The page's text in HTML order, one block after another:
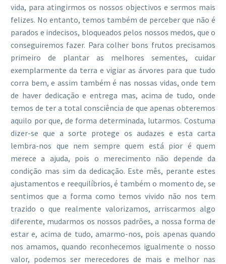
vida, para atingirmos os nossos objectivos e sermos mais
felizes. No entanto, temos também de perceber que não é
parados e indecisos, bloqueados pelos nossos medos, que o
conseguiremos fazer. Para colher bons frutos precisamos
primeiro de plantar as melhores sementes, cuidar
exemplarmente da terra e vigiar as árvores para que tudo
corra bem, e assim também é nas nossas vidas, onde tem
de haver dedicação e entrega mas, acima de tudo, onde
temos de ter a total consciência de que apenas obteremos
aquilo por que, de forma determinada, lutarmos. Costuma
dizer-se que a sorte protege os audazes e esta carta
lembra-nos que nem sempre quem está pior é quem
merece a ajuda, pois o merecimento não depende da
condição mas sim da dedicação. Este mês, perante estes
ajustamentos e reequilíbrios, é também o momento de, se
sentimos que a forma como temos vivido não nos tem
trazido o que realmente valorizamos, arriscarmos algo
diferente, mudarmos os nossos padrões, a nossa forma de
estar e, acima de tudo, amarmo-nos, pois apenas quando
nos amamos, quando reconhecemos igualmente o nosso
valor, podemos ser merecedores de mais e melhor nas